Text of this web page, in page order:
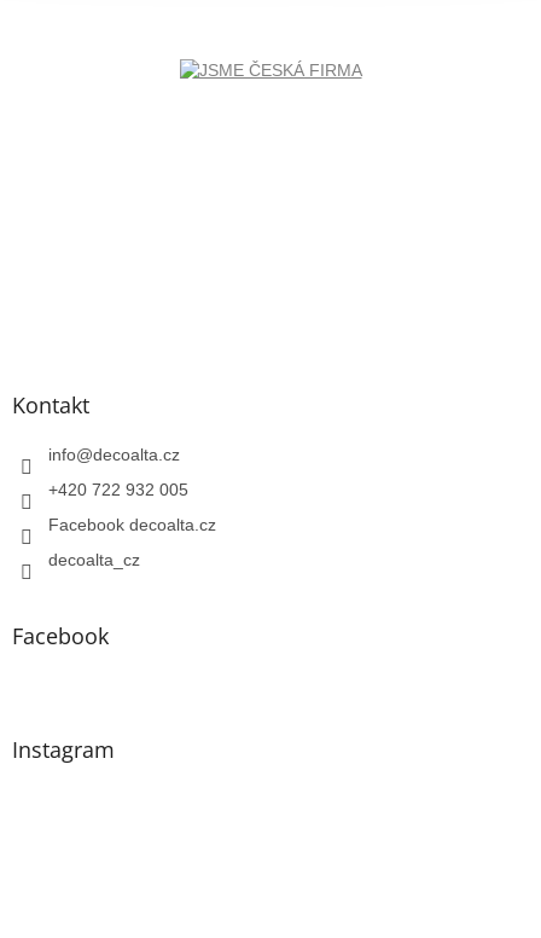
Kontakt
info@decoalta.cz
+420 722 932 005
Facebook decoalta.cz
decoalta_cz
Facebook
Instagram